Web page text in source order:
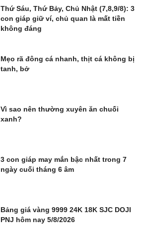
Thứ Sáu, Thứ Bảy, Chủ Nhật (7,8,9/8): 3
con giáp giữ ví, chủ quan là mất tiền
không đáng
Mẹo rã đông cá nhanh, thịt cá không bị
tanh, bở
Vì sao nên thường xuyên ăn chuối
xanh?
3 con giáp may mắn bậc nhất trong 7
ngày cuối tháng 6 âm
Bảng giá vàng 9999 24K 18K SJC DOJI
PNJ hôm nay 5/8/2026